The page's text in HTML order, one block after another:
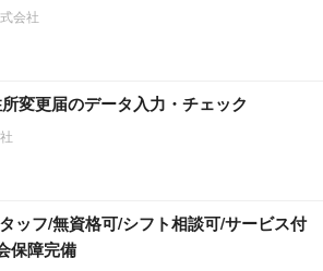
会社
変更届のデータ入力・チェック
ッフ/無資格可/シフト相談可/サービス付
保障完備